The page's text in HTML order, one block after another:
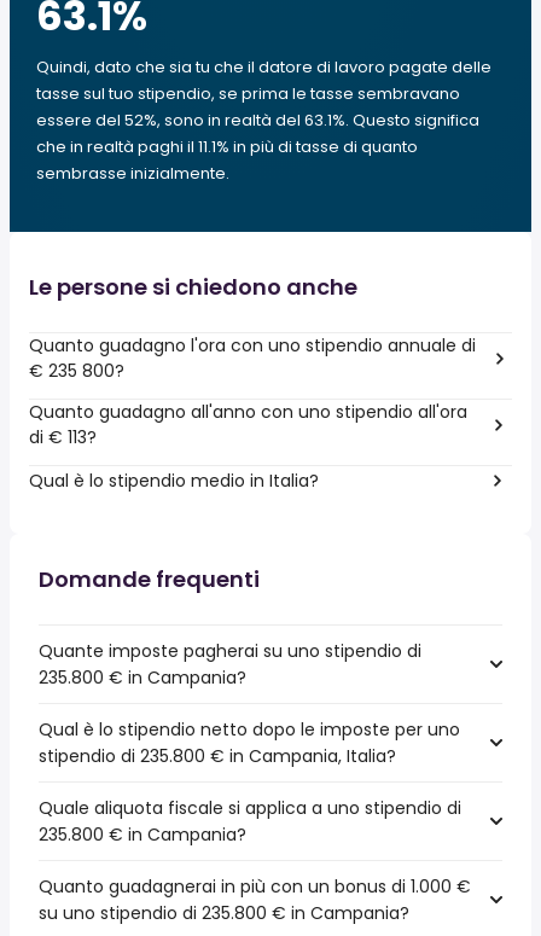
63.1%
Quindi, dato che sia tu che il datore di lavoro pagate delle
tasse sul tuo stipendio, se prima le tasse sembravano
essere del 52%, sono in realtà del 63.1%. Questo significa
che in realtà paghi il 11.1% in più di tasse di quanto
sembrasse inizialmente.
Le persone si chiedono anche
Quanto guadagno l'ora con uno stipendio annuale di
€ 235 800?
Quanto guadagno all'anno con uno stipendio all'ora
di € 113?
Qual è lo stipendio medio in Italia?
Domande frequenti
Quante imposte pagherai su uno stipendio di
235.800 € in Campania?
Qual è lo stipendio netto dopo le imposte per uno
stipendio di 235.800 € in Campania, Italia?
Quale aliquota fiscale si applica a uno stipendio di
235.800 € in Campania?
Quanto guadagnerai in più con un bonus di 1.000 €
su uno stipendio di 235.800 € in Campania?